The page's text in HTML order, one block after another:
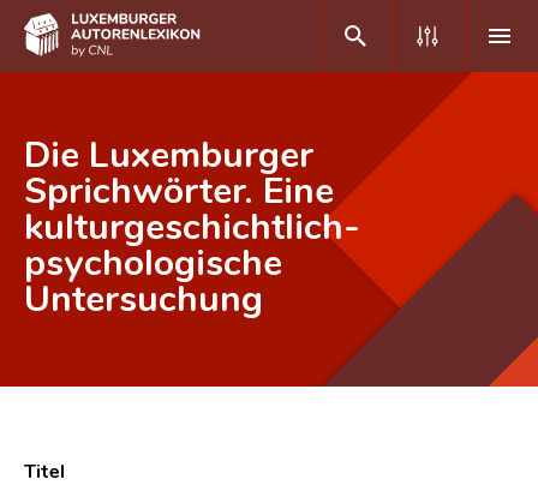
DE FR
Home
Autor(inn)en A-Z
Erweiterte Suche
Forschungsgruppe
Die Luxemburger
Sprichwörter. Eine
kulturgeschichtlich-
psychologische
Untersuchung
Titel